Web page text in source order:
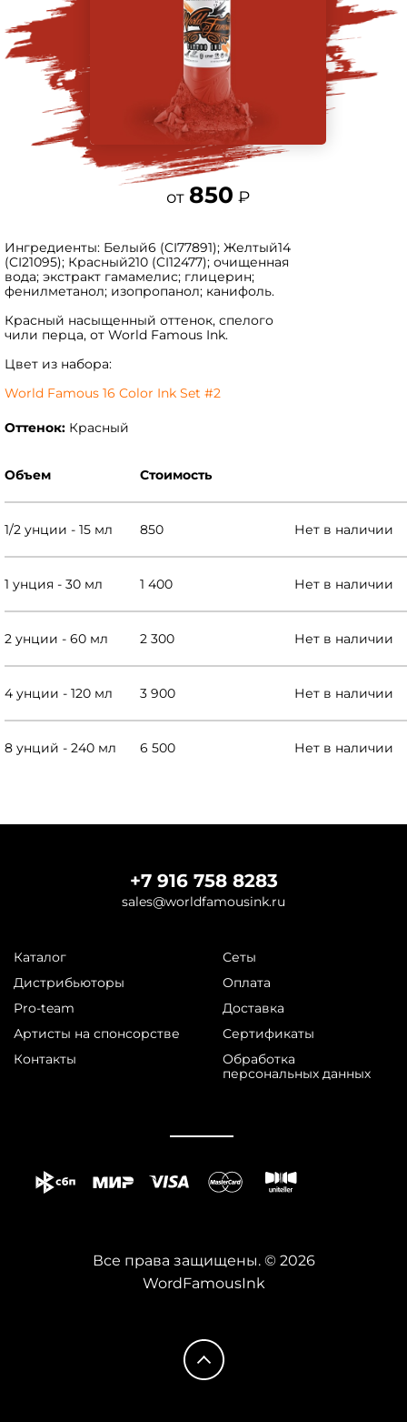
от 850 ₽
Ингредиенты: Белый6 (CI77891); Желтый14
(CI21095); Красный210 (CI12477); очищенная
вода; экстракт гамамелис; глицерин;
фенилметанол; изопропанол; канифоль.
Красный насыщенный оттенок, спелого
чили перца, от World Famous Ink.
Цвет из набора:
World Famous 16 Color Ink Set #2
Оттенок: Красный
Объем Стоимость
1/2 унции - 15 мл 850 Нет в наличии
1 унция - 30 мл 1 400 Нет в наличии
2 унции - 60 мл 2 300 Нет в наличии
4 унции - 120 мл 3 900 Нет в наличии
8 унций - 240 мл 6 500 Нет в наличии
WordFamousInk
Все права защищены. © 2026
Каталог
Дистрибьюторы
Pro-team
Артисты на спонсорстве
Контакты
Сеты
Оплата
Доставка
Сертификаты
Обработка
персональных данных
+7 916 758 8283
sales@worldfamousink.ru